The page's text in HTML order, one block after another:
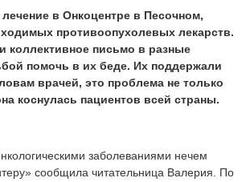
в Онкоцентре в Песочном,
противоопухолевых лекарств.
коллективное письмо в разные
помочь в их беде. Их поддержали
врачей, это проблема не только
коснулась пациентов всей страны.
заболеваниями нечем
сообщила читательница Валерия. По